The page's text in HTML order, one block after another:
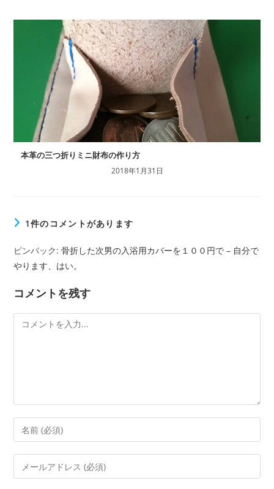
本革の三つ折りミニ財布の作り方
2018年1月31日
1件のコメントがあります
ピンバック:骨折した次男の入浴用カバーを１００円で – 自分で
やります、はい。
コメントを残す
メ
ン
ー